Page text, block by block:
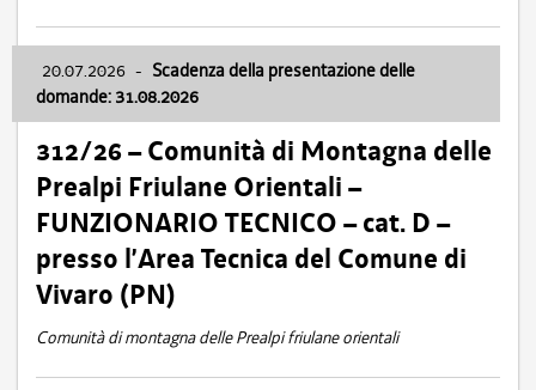
20.07.2026 - Scadenza della presentazione delle
domande: 31.08.2026
312/26 – Comunità di Montagna delle
Prealpi Friulane Orientali –
FUNZIONARIO TECNICO – cat. D –
presso l’Area Tecnica del Comune di
Vivaro (PN)
Comunità di montagna delle Prealpi friulane orientali